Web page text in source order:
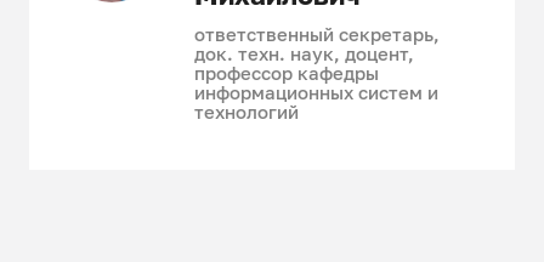
ответственный секретарь,
док. техн. наук, доцент,
профессор кафедры
информационных систем и
технологий